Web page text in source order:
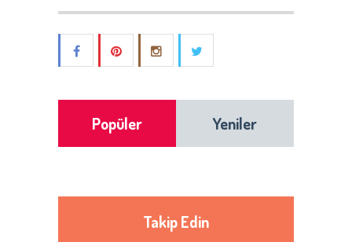
Popüler Yeniler
Takip Edin